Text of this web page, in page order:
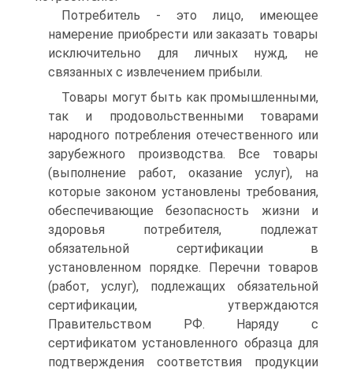
Потребитель - это лицо, имеющее
намерение приобрести или заказать товары
исключительно для личных нужд, не
связанных с извлечением прибыли.
Товары могут быть как промышленными,
так и продовольственными товарами
народного потребления отечественного или
зарубежного производства. Все товары
(выполнение работ, оказание услуг), на
которые законом установлены требования,
обеспечивающие безопасность жизни и
здоровья потребителя, подлежат
обязательной сертификации в
установленном порядке. Перечни товаров
(работ, услуг), подлежащих обязательной
сертификации, утверждаются
Правительством РФ. Наряду с
сертификатом установленного образца для
подтверждения соответствия продукции